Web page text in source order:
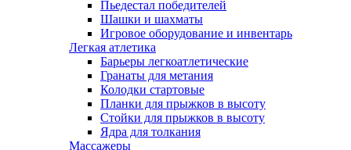
Пьедестал победителей
Шашки и шахматы
Игровое оборудование и инвентарь
Легкая атлетика
Барьеры легкоатлетические
Гранаты для метания
Колодки стартовые
Планки для прыжков в высоту
Стойки для прыжков в высоту
Ядра для толкания
Массажеры